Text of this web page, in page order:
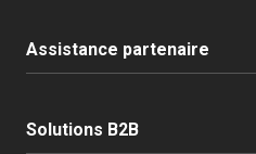
Assistance partenaire
Solutions B2B